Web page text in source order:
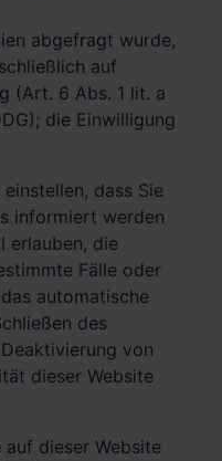
abgefragt wurde,
auf
(Art. 6 Abs. 1 lit. a
die Einwilligung
dass Sie
informiert werden
erlauben, die
Fälle oder
automatische
des
von
dieser Website
auf dieser Website